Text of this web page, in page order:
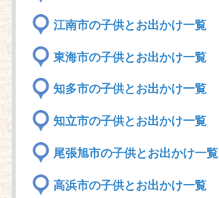
江南市の子供とお出かけ一覧
東海市の子供とお出かけ一覧
知多市の子供とお出かけ一覧
知立市の子供とお出かけ一覧
尾張旭市の子供とお出かけ一覧
高浜市の子供とお出かけ一覧